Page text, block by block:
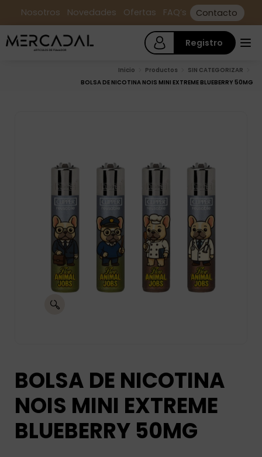
Nosotros Novedades Ofertas FAQ’s Contacto
Registro
Inicio Productos
SIN CATEGORIZAR
BOLSA DE NICOTINA NOIS MINI EXTREME BLUEBERRY 50MG
BOLSA DE NICOTINA
NOIS MINI EXTREME
BLUEBERRY 50MG